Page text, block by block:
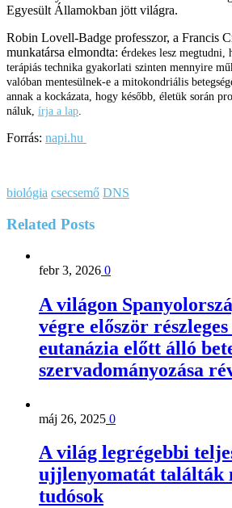
Egyesült Államokban jött világra.
Robin Lovell-Badge professzor, a Francis
munkatársa elmondta: érdekes lesz
terápiás technika gyakorlati szinten mennyire
valóban mentesülnek-e a mitokondriális
annak a kockázata, hogy később, életük során
náluk, írja a lap.
Forrás: napi.hu
biológia csecsemő DNS
Related Posts
febr 3, 2026 0
A világon
végre először
eutanázia előtt álló
szervadományozása
máj 26, 2025 0
A világ legrégebbi
ujjlenyomatát találták
tudósok